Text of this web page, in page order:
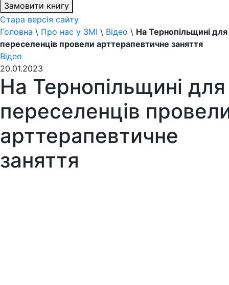
Замовити книгу
Стара версія сайту
Головна \ Про нас у ЗМІ \ Відео \ На Тернопільщині для
переселенців провели арттерапевтичне заняття
Відео
20.01.2023
На Тернопільщині для
переселенців
арттерапевтичне
заняття